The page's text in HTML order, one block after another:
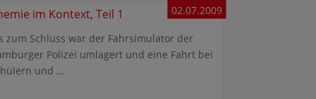
im Kontext, Teil 1 02.07.2009
zum Schluss war der Fahrsimulator der
Polizei umlagert und eine Fahrt bei
und ...